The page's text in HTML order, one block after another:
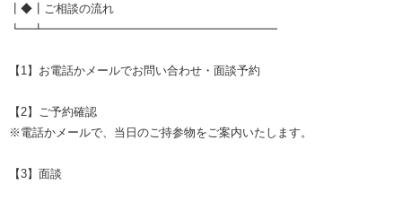
┃◆┃ご相談の流れ
┗━┻━━━━━━━━━━━━━━━━━━━━
【1】お電話かメールでお問い合わせ・面談予約
【2】ご予約確認
※電話かメールで、当日のご持参物をご案内いたします。
【3】面談